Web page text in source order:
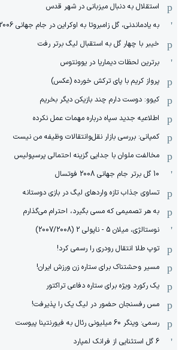
استقلال به دنبال میزبانی در شهر قدس
به یادماندنی، گل زامبروتا به اوکراین در جام جهانی 2006
خیبر با چهار گل به استقبال لیگ برتر رفت
برترین لحظات دیماریا در یوونتوس
پرواز کریم با پای ترکش خورده (عکس)
کیوو: دوست دارم چند بازیکن دیگر بخریم
اطلاعیه جدید سپاه درباره مهمات عمل نکرده
کمپانی: بررسی بازار نقل‌وانتقالات وظیفه من نیست
مخالفت ملوان با جدایی گزینه احتمالی پرسپولیس
10 گل برتر جام جهانی 2008 فوتسال
تساوی جذاب تازه واردهای لیگ در بازی دوستانه
به هر تصمیمی که مسی بگیرد، احترام می‌گذارم
نوستالژی، میلان 5 - ناپولی 2 (2007/2008)
توپ طلا انتقال رودری را رسمی کرد!
مسیر وحشتناک برای ستاره زن ورزش ایران!
یک رکورد ویژه برای ستاره دفاعی تراکتور
مس رفسنجان حضور در لیگ یک را پذیرفت!
رسمی: وینگر 60 میلیونی رئال به فیورنتینا پیوست
6 گل استثنایی از فرانک لمپارد